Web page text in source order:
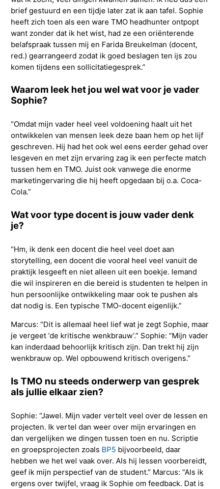
brief gestuurd en een tijdje later zat ik aan tafel. Sophie
heeft zich toen als een ware TMO headhunter ontpopt
want zonder dat ik het wist, had ze een oriënterende
belafspraak tussen mij en Farida Breukelman (docent,
red.) gearrangeerd zodat ik goed beslagen ten ijs zou
komen tijdens een sollicitatiegesprek.”
Waarom leek het jou wel wat voor je vader
Sophie?
“Omdat mijn vader heel veel voldoening haalt uit het
ontwikkelen van mensen leek deze baan hem op het lijf
geschreven. Hij had het ook wel eens eerder gehad over
lesgeven en met zijn ervaring zag ik een perfecte match
tussen hem en TMO. Juist ook vanwege die enorme
marketingervaring die hij heeft opgedaan bij o.a. Coca-
Cola.”
Wat voor type docent is jouw vader denk
je?
“Hm, ik denk een docent die heel veel doet aan
storytelling, een docent die vooral heel veel vanuit de
praktijk lesgeeft en niet alleen uit een boekje. Iemand
die wil inspireren en die bereid is studenten te helpen in
hun persoonlijke ontwikkeling maar ook te pushen als
dat nodig is. Een typische TMO-docent eigenlijk.”
Marcus: “Dit is allemaal heel lief wat je zegt Sophie, maar
je vergeet ‘de kritische wenkbrauw’.” Sophie: “Mijn vader
kan inderdaad behoorlijk kritisch zijn. Dan trekt hij zijn
wenkbrauw op. Wel opbouwend kritisch overigens.”
Is TMO nu steeds onderwerp van gesprek
als jullie elkaar zien?
Sophie: “Jawel. Mijn vader vertelt veel over de lessen en
projecten. Ik vertel dan weer over mijn ervaringen en
dan vergelijken we dingen tussen toen en nu. Scriptie
en groepsprojecten zoals BP5 bijvoorbeeld, daar
hebben we het wel vaak over. Als hij lessen voorbereidt,
geef ik mijn perspectief van de student.” Marcus: “Als ik
ergens over twijfel, vraag ik Sophie om feedback. Dat is